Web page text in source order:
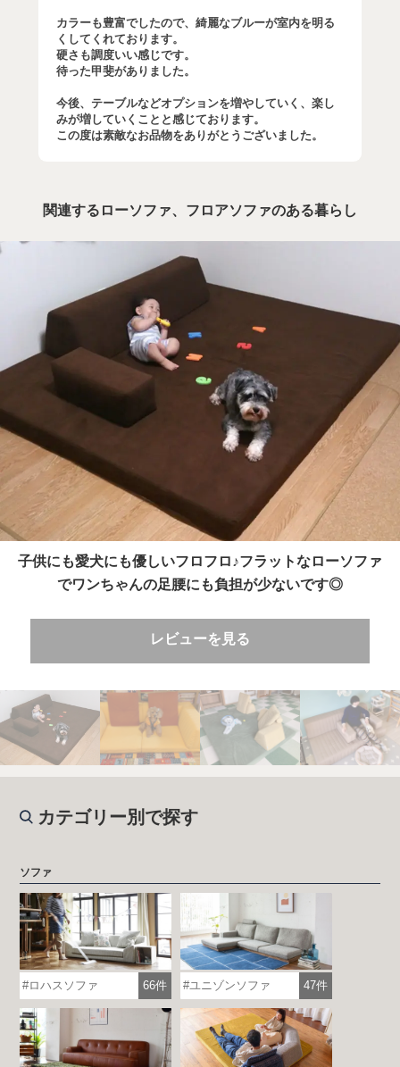
カラーも豊富でしたので、綺麗なブルーが室内を明る
くしてくれております。
硬さも調度いい感じです。
待った甲斐がありました。
今後、テーブルなどオプションを増やしていく、楽し
みが増していくことと感じております。
この度は素敵なお品物をありがとうございました。
関連するローソファ、フロアソファのある暮らし
子供にも愛犬にも優しいフロフロ♪フラットなローソファ
でワンちゃんの足腰にも負担が少ないです◎
レビューを見る
カテゴリー別で探す
ソファ
ロハスソファ 66件 ユニゾンソファ 47件